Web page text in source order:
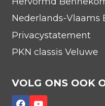
Nederlands-Vlaams
Privacystatement
PKN classis Veluwe
VOLG ONS OOK